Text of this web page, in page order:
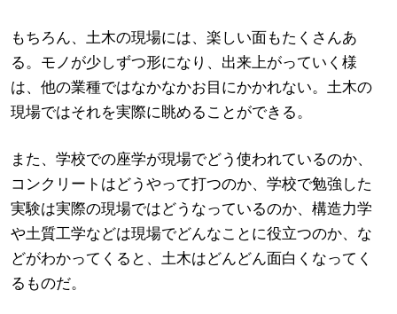
もちろん、土木の現場には、楽しい面もたくさんあ
る。モノが少しずつ形になり、出来上がっていく様
は、他の業種ではなかなかお目にかかれない。土木の
現場ではそれを実際に眺めることができる。
また、学校での座学が現場でどう使われているのか、
コンクリートはどうやって打つのか、学校で勉強した
実験は実際の現場ではどうなっているのか、構造力学
や土質工学などは現場でどんなことに役立つのか、な
どがわかってくると、土木はどんどん面白くなってく
るものだ。